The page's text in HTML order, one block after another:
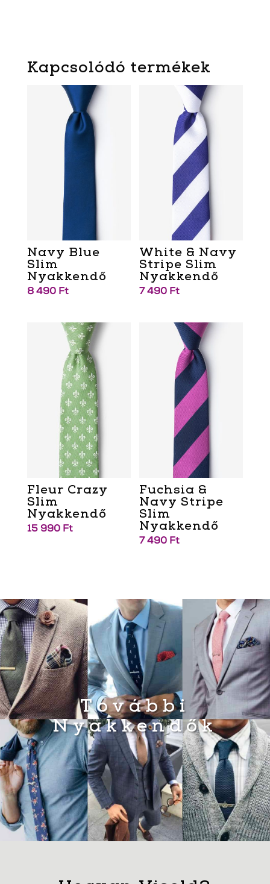
Kapcsolódó termékek
Navy Blue
Slim
Nyakkendő
8 490 Ft
White & Navy
Stripe Slim
Nyakkendő
7 490 Ft
Fleur Crazy
Slim
Nyakkendő
15 990 Ft
Fuchsia &
Navy Stripe
Slim
Nyakkendő
7 490 Ft
További
Nyakkendők